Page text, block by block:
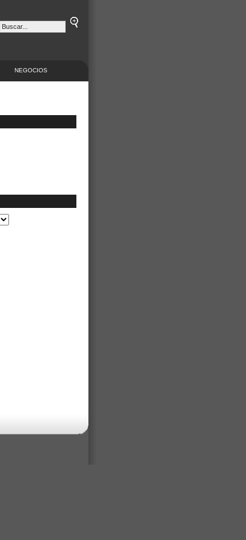
NEGOCIOS